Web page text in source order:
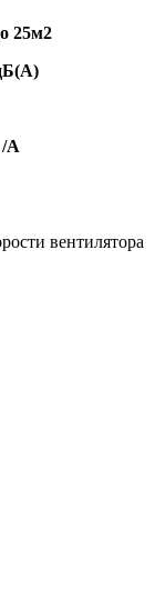
25м2
/А
вентилятора